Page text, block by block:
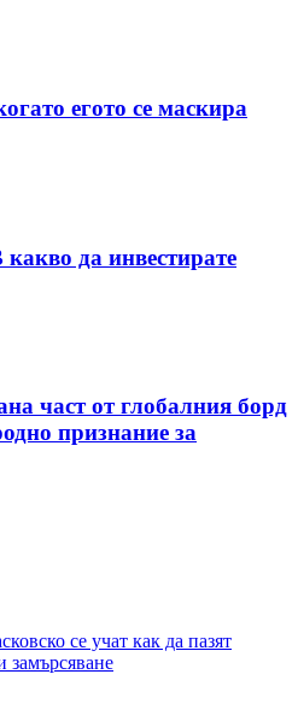
егото се маскира
да инвестирате
част от глобалния борд
признание за
се учат как да пазят
замърсяване